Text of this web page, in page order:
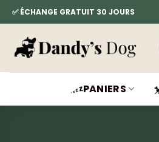
Passer
au
contenu
✅ ÉCHANGE GRATUIT 30 JOURS
PANIERS